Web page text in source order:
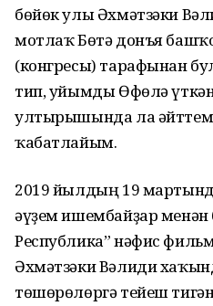
бөйөк улы Әхмәтзәки
мотлаҡ Бөтә донъя
(конгресы) тарафынан
тип, уйымды Өфөлә
ултырышында ла әйттем
ҡабатлайым.
2019 йылдың 19
әүҙем ишембайҙар менән
Республика” нәфис
Әхмәтзәки Вәлиди
төшөрөлөргә тейеш